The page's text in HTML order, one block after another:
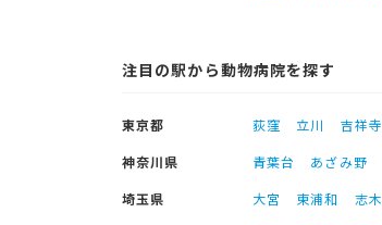
注目の駅から動物病院を探す
東京都 荻窪 立川 吉祥寺
神奈川県
青葉台 あざみ野
埼玉県
大宮 東浦和 志木